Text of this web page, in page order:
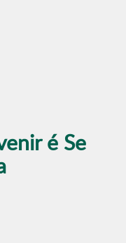
é Se